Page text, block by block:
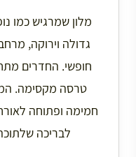
מלון שמרגיש כמו
גדולה וירוקה,
חופשי. החדרים
טרסה מקסימה.
חמימה ופתוחה
לבריכה